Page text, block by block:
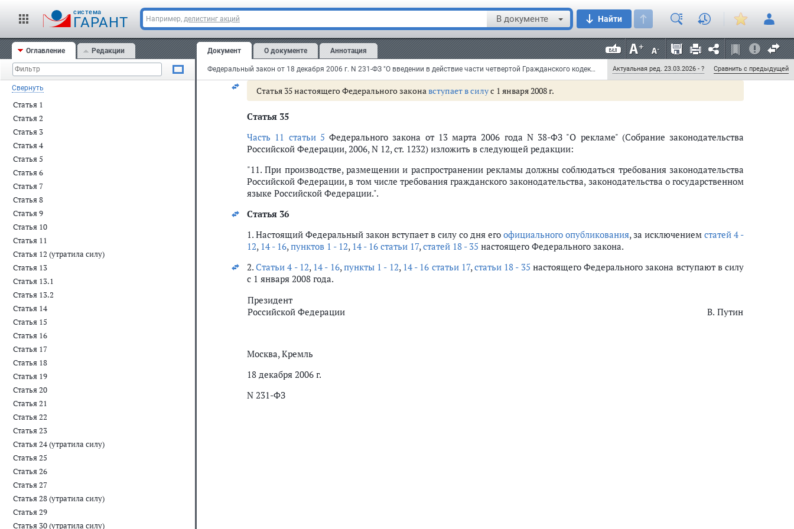
cистема
ГАРАНТ Например, делистинг акций В документе Найти
Оглавление Редакции
Свернуть
Статья 1
Статья 2
Статья 3
Статья 4
Статья 5
Статья 6
Статья 7
Статья 8
Статья 9
Статья 10
Статья 11
Статья 12 (утратила силу)
Статья 13
Статья 13.1
Статья 13.2
Статья 14
Статья 15
Статья 16
Статья 17
Статья 18
Статья 19
Статья 20
Статья 21
Статья 22
Статья 23
Статья 24 (утратила силу)
Статья 25
Статья 26
Статья 27
Статья 28 (утратила силу)
Статья 29
Статья 30 (утратила силу)
Документ О документе Аннотация
Федеральный закон от 18 декабря 2006 г. N 231-ФЗ "О введении в действие части четвертой Гражданского кодекса Российской Федерации" (с изменениями и дополнениями) Актуальная ред. 23.03.2026 - ? Сравнить с предыдущей
5)пункты 3и4 части 3,части 4,5и7 статьи 11признать утратившими силу;
6)статью 12 признать утратившей силу.
Статья 35 настоящего Федерального законавступает в силус 1 января 2008 г.
Статья 35
Часть 11 статьи 5 Федерального закона от 13 марта 2006 года N 38-ФЗ "О рекламе" (Собрание законодательства
Российской Федерации, 2006, N 12, ст. 1232) изложить в следующей редакции:
"11. При производстве, размещении и распространении рекламы должны соблюдаться требования законодательства
Российской Федерации, в том числе требования гражданского законодательства, законодательства о государственном
языке Российской Федерации.".
Статья 36
1. Настоящий Федеральный закон вступает в силу со дня его официального опубликования, за исключением статей 4 -
12, 14 - 16,пунктов 1 - 12, 14 - 16 статьи 17,статей 18 - 35 настоящего Федерального закона.
2.Статьи 4 - 12, 14 - 16,пункты 1 - 12, 14 - 16 статьи 17,статьи 18 - 35 настоящего Федерального закона вступают в силу
с 1 января 2008 года.
Президент
Российской Федерации
В. Путин
Москва, Кремль
18 декабря 2006 г.
N 231-ФЗ